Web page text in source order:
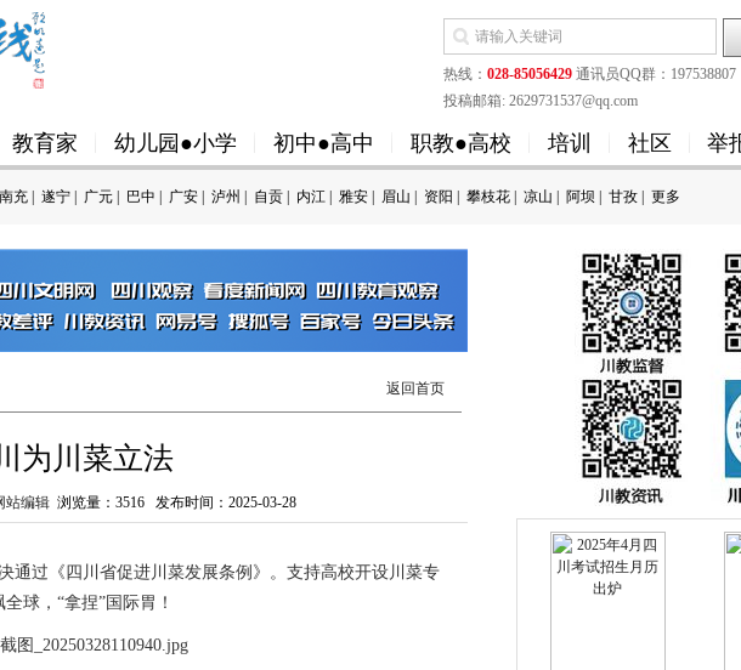
热线： 028-85056429 通讯员QQ群：197538807
投稿邮箱: 2629731537@qq.com
教育家 幼儿园●小学 初中●高中 职教●高校 培训 社区 举
南充 遂宁 广元 巴中 广安 泸州 自贡 内江 雅安 眉山 资阳 攀枝花 凉山 阿坝 甘孜 更多
返回首页
为川菜立法
站编辑浏览量： 3516发布时间：2025-03-28
通过《四川省促进川菜发展条例》。支持高校开设川菜专
球，“拿捏”国际胃！